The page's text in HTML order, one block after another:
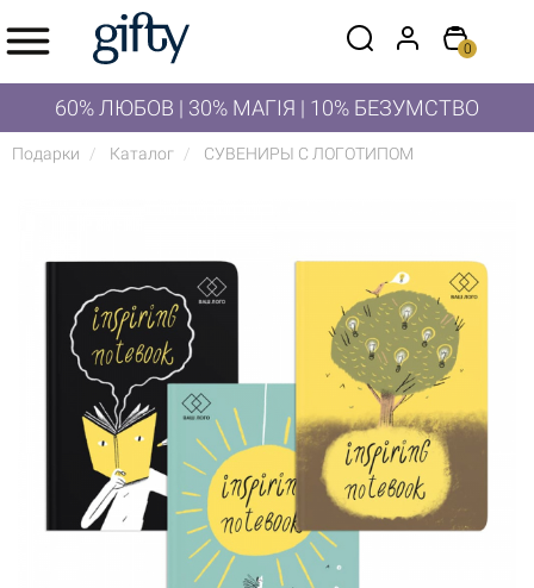
0
60% ЛЮБОВ | 30% МАГІЯ | 10% БЕЗУМСТВО
Подарки Каталог СУВЕНИРЫ С ЛОГОТИПОМ